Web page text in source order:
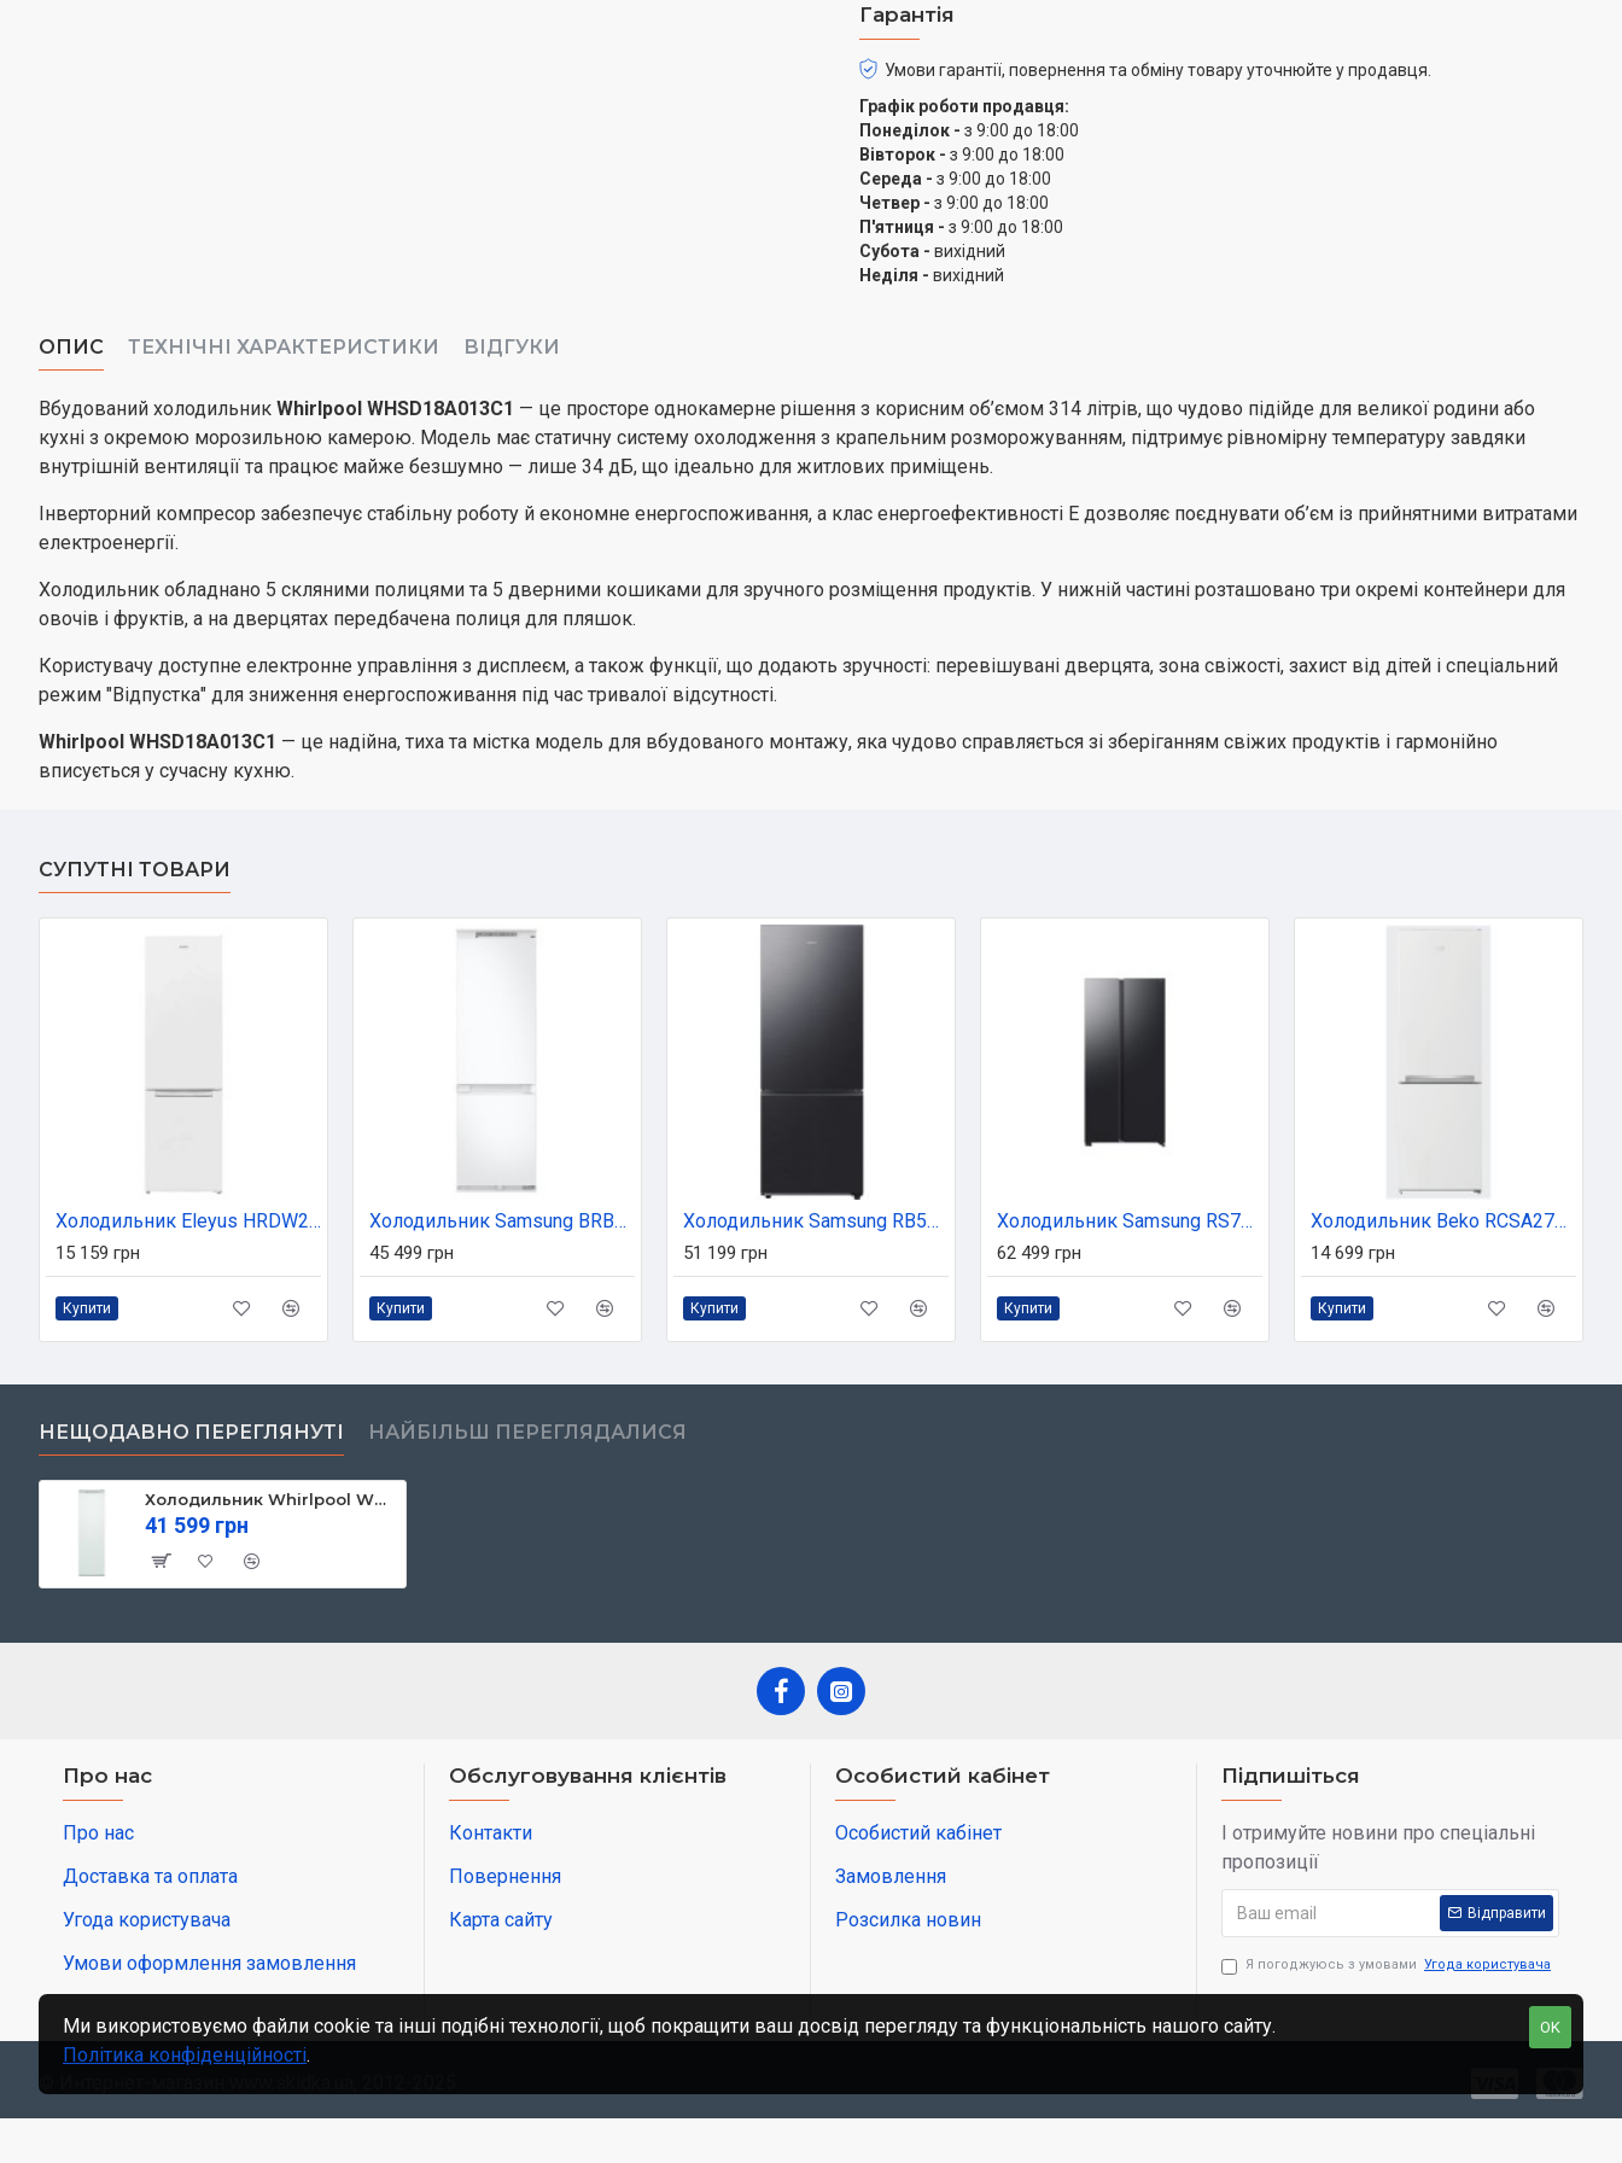
Гарантія
Умови гарантії, повернення та обміну товару уточнюйте у продавця.
Графік роботи продавця:
Понеділок - з 9:00 до 18:00
Вівторок - з 9:00 до 18:00
Середа - з 9:00 до 18:00
Четвер - з 9:00 до 18:00
П'ятниця - з 9:00 до 18:00
Субота - вихідний
Неділя - вихідний
ОПИС ТЕХНІЧНІ ХАРАКТЕРИСТИКИ ВІДГУКИ
Вбудований холодильник Whirlpool WHSD18A013C1 — це просторе однокамерне рішення з корисним об’ємом 314 літрів, що чудово підійде для великої родини або
кухні з окремою морозильною камерою. Модель має статичну систему охолодження з крапельним розморожуванням, підтримує рівномірну температуру завдяки
внутрішній вентиляції та працює майже безшумно — лише 34 дБ, що ідеально для житлових приміщень.
Інверторний компресор забезпечує стабільну роботу й економне енергоспоживання, а клас енергоефективності E дозволяє поєднувати об’єм із прийнятними витратами
електроенергії.
Холодильник обладнано 5 скляними полицями та 5 дверними кошиками для зручного розміщення продуктів. У нижній частині розташовано три окремі контейнери для
овочів і фруктів, а на дверцятах передбачена полиця для пляшок.
Користувачу доступне електронне управління з дисплеєм, а також функції, що додають зручності: перевішувані дверцята, зона свіжості, захист від дітей і спеціальний
режим "Відпустка" для зниження енергоспоживання під час тривалої відсутності.
Whirlpool WHSD18A013C1 — це надійна, тиха та містка модель для вбудованого монтажу, яка чудово справляється зі зберіганням свіжих продуктів і гармонійно
вписується у сучасну кухню.
СУПУТНІ ТОВАРИ
Холодильник Eleyus HRDW2180E55 WH
15 159 грн
Купити
Холодильник Samsung BRB80F30A1S0UA
45 499 грн
Купити
Холодильник Samsung RB53DG703EB1UA
51 199 грн
Купити
Холодильник Samsung RS70F65Q1FUA
62 499 грн
Купити
Холодильник Beko RCSA270K20W
14 699 грн
Купити
НЕЩОДАВНО ПЕРЕГЛЯНУТІ НАЙБІЛЬШ ПЕРЕГЛЯДАЛИСЯ
Холодильник Whirlpool WHSD18A013C1
41 599 грн
Про нас
Про нас
Доставка та оплата
Угода користувача
Умови оформлення замовлення
Обслуговування клієнтів
Контакти
Повернення
Карта сайту
Особистий кабінет
Особистий кабінет
Замовлення
Розсилка новин
Підпишіться
І отримуйте новини про спеціальні
пропозиції
Відправити
Я погоджуюсь з умовами Угода користувача
OK
Ми використовуємо файли cookie та інші подібні технології, щоб покращити ваш досвід перегляду та функціональність нашого сайту.
Політика конфіденційності.